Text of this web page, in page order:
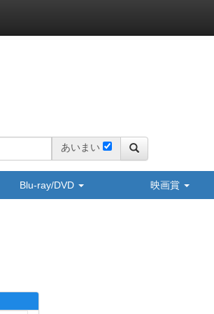
あいまい
Blu-ray/DVD 映画賞